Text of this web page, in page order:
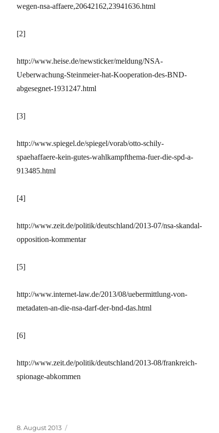
wegen-nsa-affaere,20642162,23941636.html
[2]
http://www.heise.de/newsticker/meldung/NSA-
Ueberwachung-Steinmeier-hat-Kooperation-des-BND-
abgesegnet-1931247.html
[3]
http://www.spiegel.de/spiegel/vorab/otto-schily-
spaehaffaere-kein-gutes-wahlkampfthema-fuer-die-spd-a-
913485.html
[4]
http://www.zeit.de/politik/deutschland/2013-07/nsa-skandal-
opposition-kommentar
[5]
http://www.internet-law.de/2013/08/uebermittlung-von-
metadaten-an-die-nsa-darf-der-bnd-das.html
[6]
http://www.zeit.de/politik/deutschland/2013-08/frankreich-
spionage-abkommen
Veröffentlicht
8. August 2013